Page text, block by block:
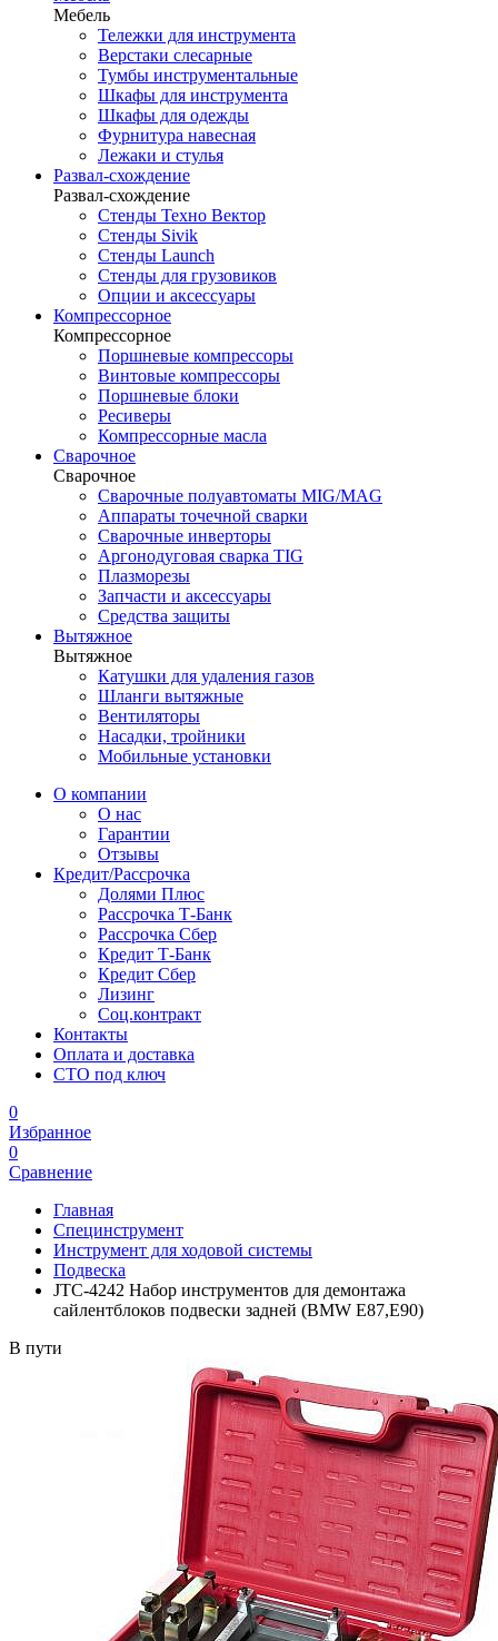
Мебель
Тележки для инструмента
Верстаки слесарные
Тумбы инструментальные
Шкафы для инструмента
Шкафы для одежды
Фурнитура навесная
Лежаки и стулья
Развал-схождение
Развал-схождение
Стенды Техно Вектор
Стенды Sivik
Стенды Launch
Стенды для грузовиков
Опции и аксессуары
Компрессорное
Компрессорное
Поршневые компрессоры
Винтовые компрессоры
Поршневые блоки
Ресиверы
Компрессорные масла
Сварочное
Сварочное
Сварочные полуавтоматы MIG/MAG
Аппараты точечной сварки
Сварочные инверторы
Аргонодуговая сварка TIG
Плазморезы
Запчасти и аксессуары
Средства защиты
Вытяжное
Вытяжное
Катушки для удаления газов
Шланги вытяжные
Вентиляторы
Насадки, тройники
Мобильные установки
О компании
О нас
Гарантии
Отзывы
Кредит/Рассрочка
Долями Плюс
Рассрочка Т-Банк
Рассрочка Сбер
Кредит Т-Банк
Кредит Сбер
Лизинг
Соц.контракт
Контакты
Оплата и доставка
СТО под ключ
0
Избранное
0
Сравнение
Главная
Специнструмент
Инструмент для ходовой системы
Подвеска
JTC-4242 Набор инструментов для демонтажа
сайлентблоков подвески задней (BMW E87,E90)
В пути